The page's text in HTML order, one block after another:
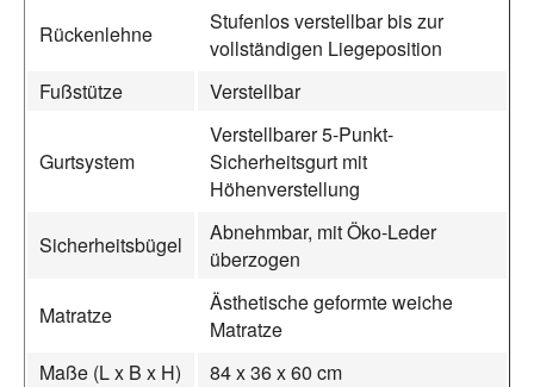
Rückenlehne
Stufenlos verstellbar bis zur
vollständigen Liegeposition
Fußstütze
Verstellbar
Gurtsystem
Verstellbarer 5-Punkt-
Sicherheitsgurt mit
Höhenverstellung
Sicherheitsbügel
Abnehmbar, mit Öko-Leder
überzogen
Matratze
Ästhetische geformte weiche
Matratze
Maße (L x B x H)
84 x 36 x 60 cm